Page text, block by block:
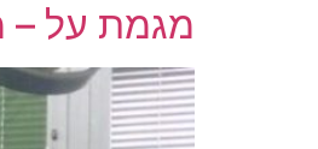
מגמת על –